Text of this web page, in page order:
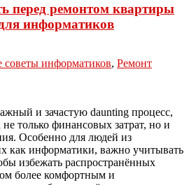
перед ремонтом квартиры
информатиков
советы информатиков, Ремонт
и зачастую daunting процесс,
только финансовых затрат, но и
Особенно для людей из
как информатики, важно учитывать
избежать распространённых
более комфортным и